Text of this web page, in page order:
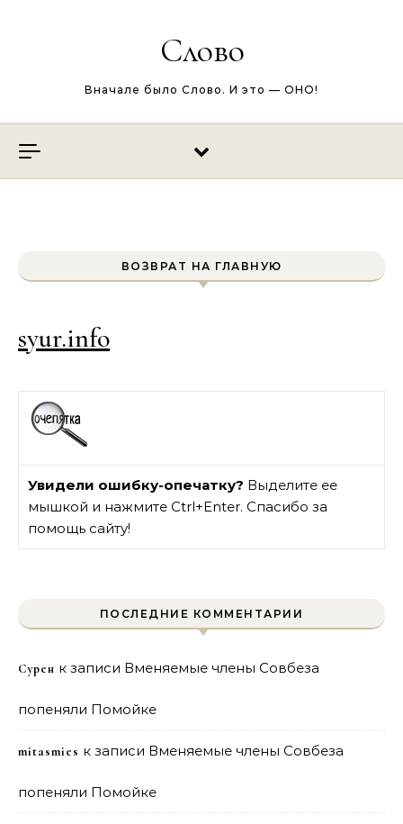
Слово
Вначале было Слово. И это — ОНО!
ВОЗВРАТ НА ГЛАВНУЮ
syur.info
Увидели ошибку-опечатку? Выделите ее
мышкой и нажмите Ctrl+Enter. Спасибо за
помощь сайту!
ПОСЛЕДНИЕ КОММЕНТАРИИ
Сурен к записи Вменяемые члены Совбеза
попеняли Помойке
mitasmies к записи Вменяемые члены Совбеза
попеняли Помойке